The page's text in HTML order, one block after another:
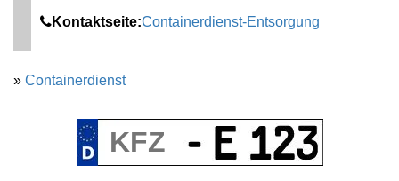
Kontaktseite:Containerdienst-Entsorgung
» Containerdienst